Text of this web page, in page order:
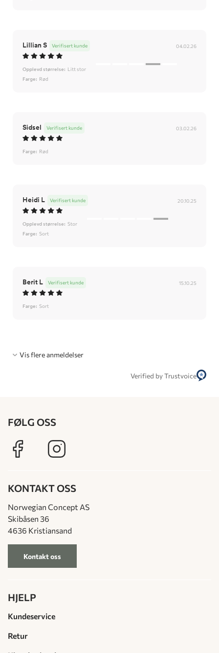
Lillian S 04.02.26
Verifisert kunde
Opplevd størrelse: Litt stor
Farge: Rød
Sidsel 03.02.26
Verifisert kunde
Farge: Rød
Heidi L 20.10.25
Verifisert kunde
Opplevd størrelse: Stor
Farge: Sort
Berit L 15.10.25
Verifisert kunde
Farge: Sort
Vis flere anmeldelser
Verified by Trustvoice
FØLG OSS
KONTAKT OSS
Norwegian Concept AS
Skibåsen 36
4636 Kristiansand
Kontakt oss
HJELP
Kundeservice
Retur